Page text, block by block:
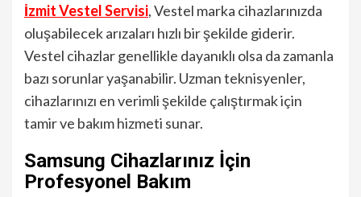
İzmit Vestel Servisi, Vestel marka cihazlarınızda
oluşabilecek arızaları hızlı bir şekilde giderir.
Vestel cihazlar genellikle dayanıklı olsa da zamanla
bazı sorunlar yaşanabilir. Uzman teknisyenler,
cihazlarınızı en verimli şekilde çalıştırmak için
tamir ve bakım hizmeti sunar.
Samsung Cihazlarınız İçin
Profesyonel Bakım